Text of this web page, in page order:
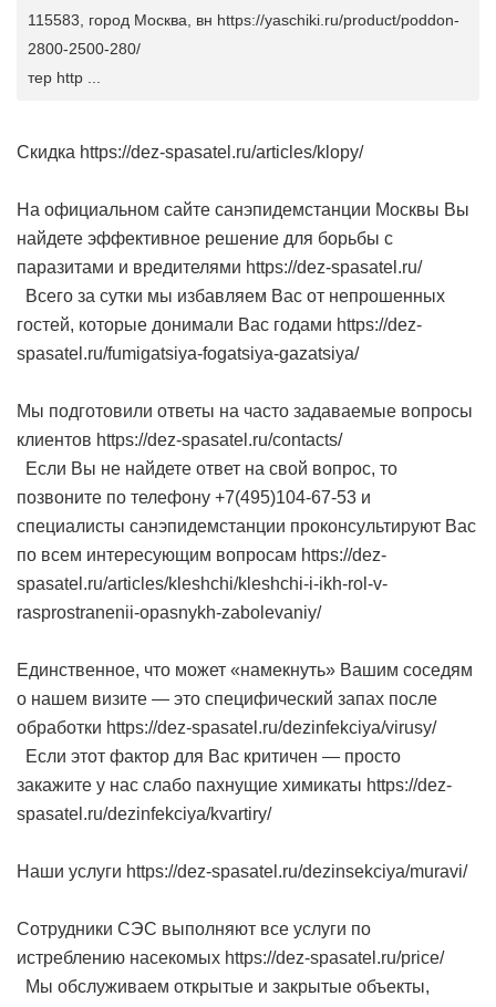
115583, город Москва, вн https://yaschiki.ru/product/poddon-
2800-2500-280/
тер http ...
Скидка https://dez-spasatel.ru/articles/klopy/
На официальном сайте санэпидемстанции Москвы Вы
найдете эффективное решение для борьбы с
паразитами и вредителями https://dez-spasatel.ru/
Всего за сутки мы избавляем Вас от непрошенных
гостей, которые донимали Вас годами https://dez-
spasatel.ru/fumigatsiya-fogatsiya-gazatsiya/
Мы подготовили ответы на часто задаваемые вопросы
клиентов https://dez-spasatel.ru/contacts/
Если Вы не найдете ответ на свой вопрос, то
позвоните по телефону +7(495)104-67-53 и
специалисты санэпидемстанции проконсультируют Вас
по всем интересующим вопросам https://dez-
spasatel.ru/articles/kleshchi/kleshchi-i-ikh-rol-v-
rasprostranenii-opasnykh-zabolevaniy/
Единственное, что может «намекнуть» Вашим соседям
о нашем визите — это специфический запах после
обработки https://dez-spasatel.ru/dezinfekciya/virusy/
Если этот фактор для Вас критичен — просто
закажите у нас слабо пахнущие химикаты https://dez-
spasatel.ru/dezinfekciya/kvartiry/
Наши услуги https://dez-spasatel.ru/dezinsekciya/muravi/
Сотрудники СЭС выполняют все услуги по
истреблению насекомых https://dez-spasatel.ru/price/
Мы обслуживаем открытые и закрытые объекты,